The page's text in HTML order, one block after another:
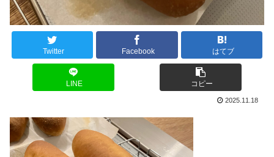
Twitter Facebook はてブ
LINE コピー
2025.11.18